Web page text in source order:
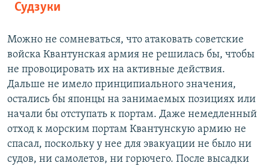
Судзуки
Можно не сомневаться, что атаковать советские
войска Квантунская армия не решилась бы, чтобы
не провоцировать их на активные действия.
Дальше не имело принципиального значения,
остались бы японцы на занимаемых позициях или
начали бы отступать к портам. Даже немедленный
отход к морским портам Квантунскую армию не
спасал, поскольку у нее для эвакуации не было ни
судов, ни самолетов, ни горючего. После высадки